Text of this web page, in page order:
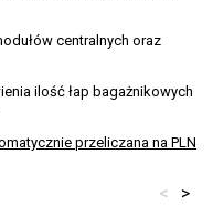
centralnych oraz
ilość łap bagażnikowych
przeliczana na PLN
>
<